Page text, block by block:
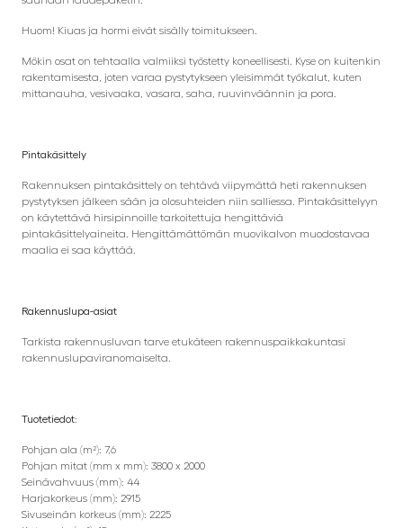
Huom! Kiuas ja hormi eivät sisälly toimitukseen.
Mökin osat on tehtaalla valmiiksi työstetty koneellisesti. Kyse on kuitenkin
rakentamisesta, joten varaa pystytykseen yleisimmät työkalut, kuten
mittanauha, vesivaaka, vasara, saha, ruuvinväännin ja pora.
Pintakäsittely
Rakennuksen pintakäsittely on tehtävä viipymättä heti rakennuksen
pystytyksen jälkeen sään ja olosuhteiden niin salliessa. Pintakäsittelyyn
on käytettävä hirsipinnoille tarkoitettuja hengittäviä
pintakäsittelyaineita. Hengittämättömän muovikalvon muodostavaa
maalia ei saa käyttää.
Rakennuslupa-asiat
Tarkista rakennusluvan tarve etukäteen rakennuspaikkakuntasi
rakennuslupaviranomaiselta.
Tuotetiedot:
Pohjan ala (m²): 7,6
Pohjan mitat (mm x mm): 3800 x 2000
Seinävahvuus (mm): 44
Harjakorkeus (mm): 2915
Sivuseinän korkeus (mm): 2225